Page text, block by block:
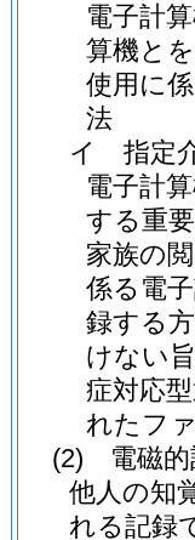
電子計
算機と
使用に
法
イ
指定
電子計
する重
家族の
係る電
録する
けない
症対応
れたフ
(2)
電磁
他人の知
れる記録